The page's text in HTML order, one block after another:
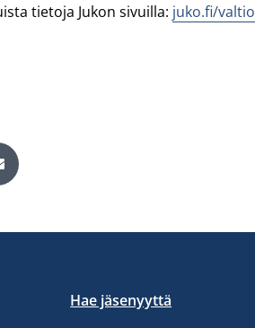
tietoja Jukon sivuilla: juko.fi/valtio
sähköpostitse
Hae jäsenyyttä